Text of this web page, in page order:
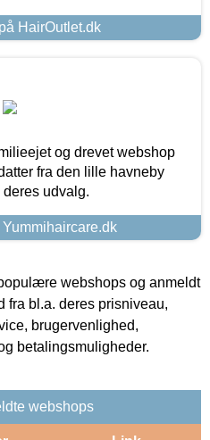
HairOutlet.dk
og drevet webshop
fra den lille havneby
udvalg.
webshops og anmeldt
fra bl.a. deres prisniveau,
brugervenlighed,
betalingsmuligheder.
webshops